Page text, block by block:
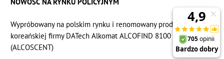
Wypróbowany na polskim rynku i renomowany produkt
koreańskiej firmy DATech Alkomat ALCOFIND 8100
(ALCOSCENT)